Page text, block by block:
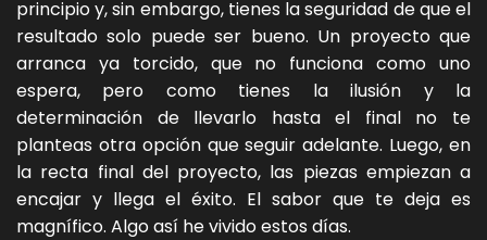
principio y, sin embargo, tienes la seguridad de que el
resultado solo puede ser bueno. Un proyecto que
arranca ya torcido, que no funciona como uno
espera, pero como tienes la ilusión y la
determinación de llevarlo hasta el final no te
planteas otra opción que seguir adelante. Luego, en
la recta final del proyecto, las piezas empiezan a
encajar y llega el éxito. El sabor que te deja es
magnífico. Algo así he vivido estos días.